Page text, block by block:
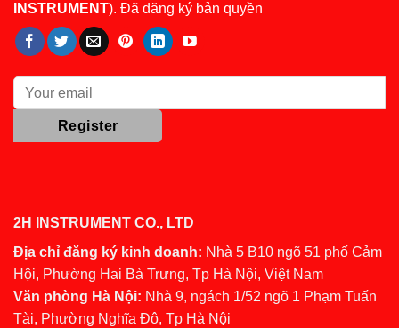
INSTRUMENT). Đã đăng ký bản quyền
2H INSTRUMENT CO., LTD
Địa chỉ đăng ký kinh doanh: Nhà 5 B10 ngõ 51 phố Cảm
Hội, Phường Hai Bà Trưng, Tp Hà Nội, Việt Nam
Văn phòng Hà Nội: Nhà 9, ngách 1/52 ngõ 1 Phạm Tuấn
Tài, Phường Nghĩa Đô, Tp Hà Nội